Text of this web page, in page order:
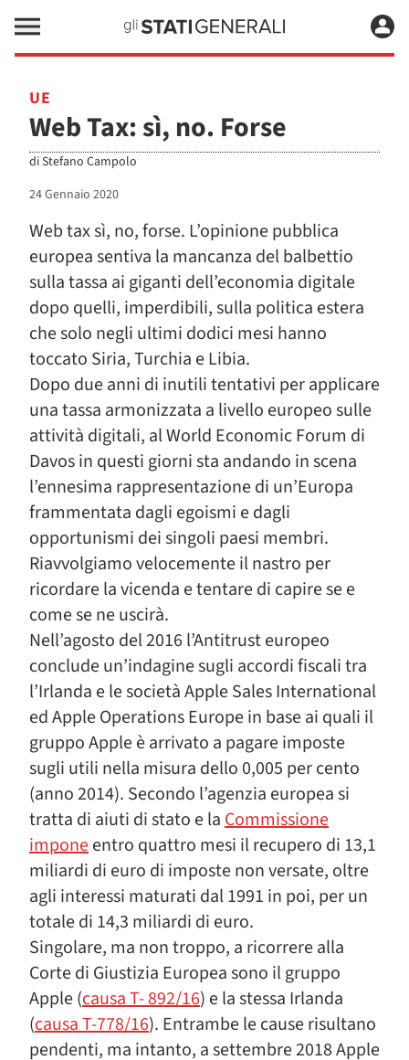
UE
Web Tax: sì, no. Forse
diStefano Campolo
24 Gennaio 2020
Web tax sì, no, forse. L’opinione pubblica
europea sentiva la mancanza del balbettio
sulla tassa ai giganti dell’economia digitale
dopo quelli, imperdibili, sulla politica estera
che solo negli ultimi dodici mesi hanno
toccato Siria, Turchia e Libia.
Dopo due anni di inutili tentativi per applicare
una tassa armonizzata a livello europeo sulle
attività digitali, al World Economic Forum di
Davos in questi giorni sta andando in scena
l’ennesima rappresentazione di un’Europa
frammentata dagli egoismi e dagli
opportunismi dei singoli paesi membri.
Riavvolgiamo velocemente il nastro per
ricordare la vicenda e tentare di capire se e
come se ne uscirà.
Nell’agosto del 2016 l’Antitrust europeo
conclude un’indagine sugli accordi fiscali tra
l’Irlanda e le società Apple Sales International
ed Apple Operations Europe in base ai quali il
gruppo Apple è arrivato a pagare imposte
sugli utili nella misura dello 0,005 per cento
(anno 2014). Secondo l’agenzia europea si
tratta di aiuti di stato e laCommissione
imponeentro quattro mesi il recupero di 13,1
miliardi di euro di imposte non versate, oltre
agli interessi maturati dal 1991 in poi, per un
totale di 14,3 miliardi di euro.
Singolare, ma non troppo, a ricorrere alla
Corte di Giustizia Europea sono il gruppo
Apple (causa T- 892/16) e la stessa Irlanda
(causa T-778/16). Entrambe le cause risultano
pendenti, ma intanto, a settembre 2018 Apple